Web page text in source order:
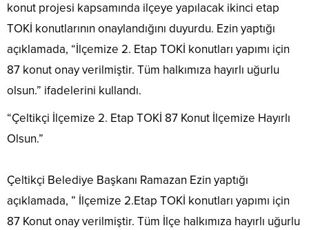
konut projesi kapsamında ilçeye yapılacak ikinci etap
TOKİ konutlarının onaylandığını duyurdu. Ezin yaptığı
açıklamada, “İlçemize 2. Etap TOKİ konutları yapımı için
87 konut onay verilmiştir. Tüm halkımıza hayırlı uğurlu
olsun.” ifadelerini kullandı.
“Çeltikçi İlçemize 2. Etap TOKİ 87 Konut İlçemize Hayırlı
Olsun.”
Çeltikçi Belediye Başkanı Ramazan Ezin yaptığı
açıklamada, ” İlçemize 2.Etap TOKİ konutları yapımı için
87 Konut onay verilmiştir. Tüm İlçe halkımıza hayırlı uğurlu